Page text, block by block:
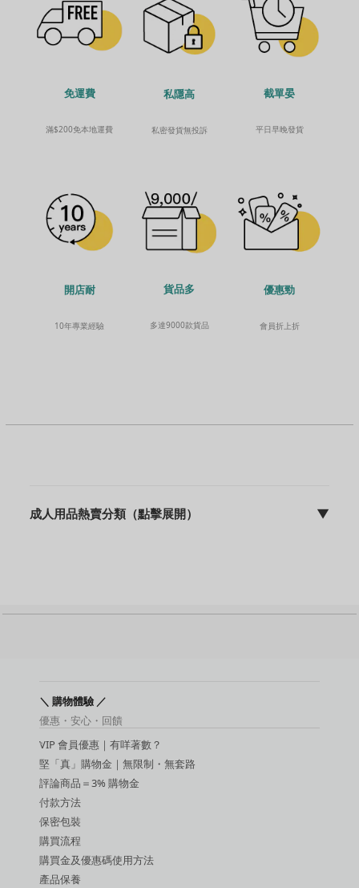
免運費
滿$200免本地運費
私隱高
私密發貨無投訴
截單晏
平日早晚發貨
開店耐
10年專業經驗
貨品多
多達9000款貨品
優惠勁
會員折上折
成人用品熱賣分類（點擊展開） ▼
名器
敏感提升用品
延時噴霧
吸啜器
震蛋
SM 玩具
SM 手扣
潤滑液
＼ 購物體驗 ／
優惠・安心・回饋
VIP 會員優惠｜有咩著數？
堅「真」購物金｜無限制・無套路
評論商品＝3% 購物金
付款方法
保密包裝
購買流程
購買金及優惠碼使用方法
產品保養